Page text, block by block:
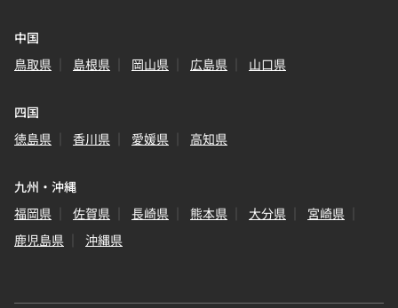
中国
鳥取県
島根県 岡山県 広島県 山口県
四国
徳島県
香川県 愛媛県 高知県
九州・沖縄
福岡県
佐賀県 長崎県 熊本県 大分県
宮崎県
鹿児島県
沖縄県